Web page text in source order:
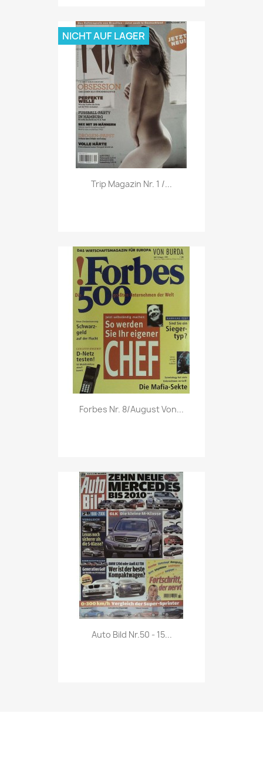
Vorschau
Trip Magazin Nr. 1 /...
NICHT AUF LAGER
Vorschau
Forbes Nr. 8/August Von...
Vorschau
Auto Bild Nr.50 - 15...